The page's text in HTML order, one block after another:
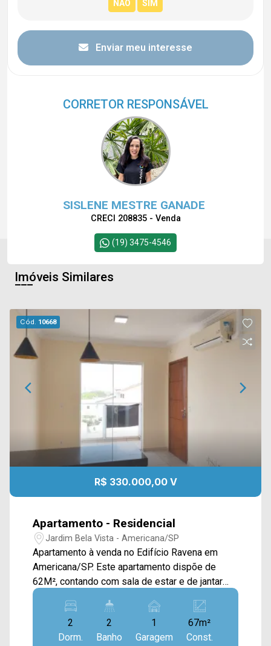
Enviar meu interesse
CORRETOR RESPONSÁVEL
SISLENE MESTRE GANADE
CRECI 208835 - Venda
(19) 3475-4546
Imóveis Similares
Cód. 10668
R$ 330.000,00 V
Apartamento - Residencial
Jardim Bela Vista - Americana/SP
Apartamento à venda no Edifício Ravena em
Americana/SP. Este apartamento dispõe de
62M², contando com sala de estar e de jantar
integradas com a cozinha toda planejada,
sacada com vista livre e área de serviço. Ar
condicionado na sala e na suite. > 02 quartos,
sendo 01 suíte; > 02 banheiros, sendo 01 social;
2
Dorm.
2
Banho
1
Garagem
67m²
Const.